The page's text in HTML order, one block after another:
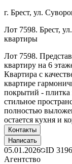
г. Брест, ул.
Лот 7598. Брест,
квартиры
Лот 7598.
квартиру на 6
Квартира с
квартире
покрытий - плитка
стильное
полностью
остается кухня и
Контакты
Написать
05.01.2026 ID
Агентство